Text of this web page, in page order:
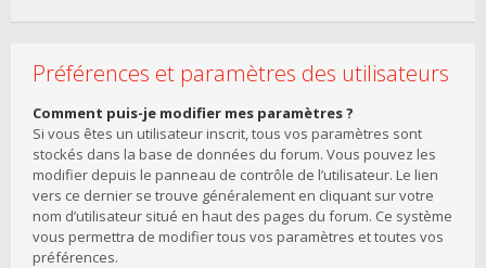
Préférences et paramètres des utilisateurs
Comment puis-je modifier mes paramètres ?
Si vous êtes un utilisateur inscrit, tous vos paramètres sont
stockés dans la base de données du forum. Vous pouvez les
modifier depuis le panneau de contrôle de l’utilisateur. Le lien
vers ce dernier se trouve généralement en cliquant sur votre
nom d’utilisateur situé en haut des pages du forum. Ce système
vous permettra de modifier tous vos paramètres et toutes vos
préférences.